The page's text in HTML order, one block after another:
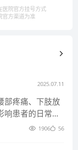
家级省部级基金
国家高技术研
技进步奖评审
多本中华系列
审稿人。招收
培养博士60名，
医院官方挂号方式
官方渠道为准
2025.07.11
部疼痛、下肢放
响患者的日常生
1906 56